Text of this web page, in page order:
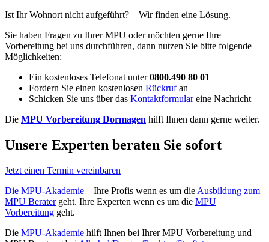
Ist Ihr Wohnort nicht aufgeführt? – Wir finden eine Lösung.
Sie haben Fragen zu Ihrer MPU oder möchten gerne Ihre
Vorbereitung bei uns durchführen, dann nutzen Sie bitte folgende
Möglichkeiten:
Ein kostenloses Telefonat unter0800.490 80 01
Fordern Sie einen kostenlosen Rückrufan
Schicken Sie uns über das Kontaktformulareine Nachricht
Die MPU Vorbereitung Dormagen hilft Ihnen dann gerne weiter.
Unsere Experten beraten Sie sofort
Jetzt einen Termin vereinbaren
Die MPU-Akademie – Ihre Profis wenn es um die Ausbildung zum
MPU Beratergeht. Ihre Experten wenn es um die MPU
Vorbereitung geht.
Die MPU-Akademie hilft Ihnen bei Ihrer MPU Vorbereitung und